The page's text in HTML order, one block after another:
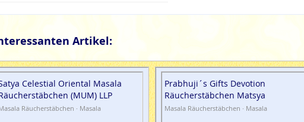
Artikel:
Celestial Oriental Masala
(MUM) LLP
Räucherstäbchen · Masala
Prabhuji´s Gifts Devotion
Räucherstäbchen Matsya
Masala Räucherstäbchen · Masala